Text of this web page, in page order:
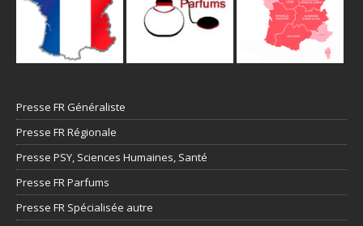
Presse FR Généraliste
Presse FR Régionale
Presse PSY, Sciences Humaines, Santé
Presse FR Parfums
Presse FR Spécialisée autre